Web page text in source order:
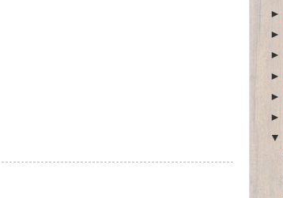
►
►
►
►
►
►
▼